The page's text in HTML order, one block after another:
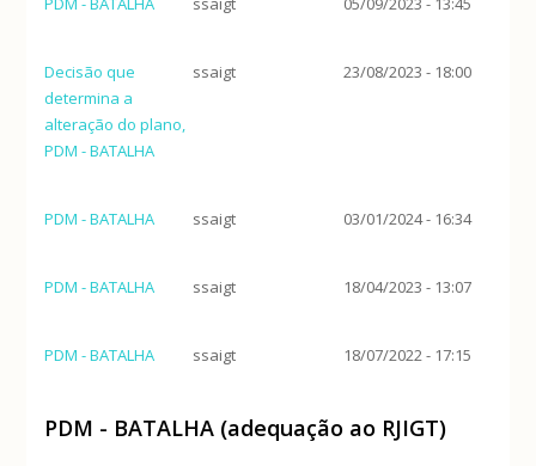
Decisão que
determina a
alteração do plano,
PDM - BATALHA
ssaigt 23/08/2023 - 18:00
PDM - BATALHA ssaigt 03/01/2024 - 16:34
PDM - BATALHA ssaigt 18/04/2023 - 13:07
PDM - BATALHA ssaigt 18/07/2022 - 17:15
PDM - BATALHA (adequação ao RJIGT)